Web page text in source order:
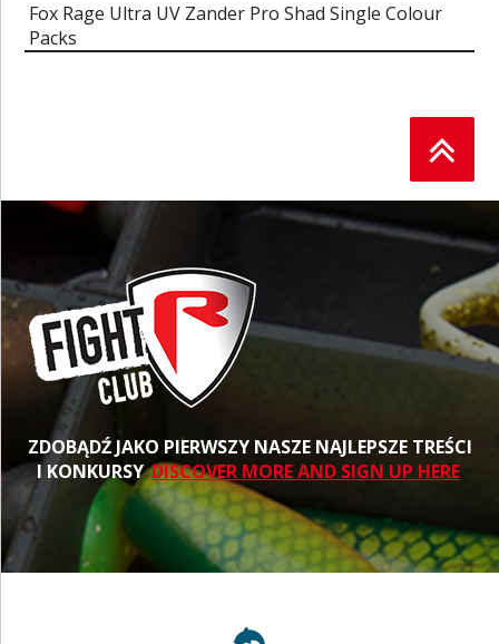
Fox Rage Ultra UV Zander Pro Shad Single Colour
Packs
ZDOBĄDŹ JAKO PIERWSZY NASZE NAJLEPSZE TREŚCI
I KONKURSYDISCOVER MORE AND SIGN UP HERE